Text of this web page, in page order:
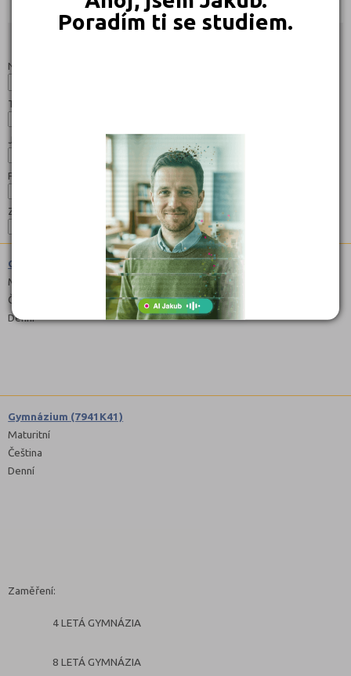
Poradím ti se studiem.
Objednat
Název:
Typ:
Jazyk:
Forma:
Zaměření:
Gymnázium (7941K81)
Maturitní
Čeština
Denní
Gymnázium (7941K41)
Maturitní
Čeština
Denní
Zaměření:
4 LETÁ GYMNÁZIA
8 LETÁ GYMNÁZIA